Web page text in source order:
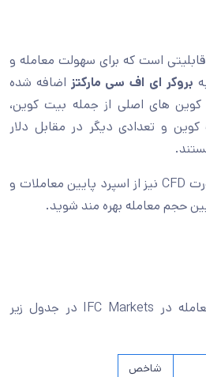
است که برای سهولت معامله و
بروکر ای اف سی مارکتز اضافه شده
های اصلی از جمله بیت کوین،
کوین و تعدادی دیگر در مقابل دلار
همچنین میتوان بصورت CFD نیز از اسپرد پایین معاملات و
شاخص های قابل معامله در IFC Markets در جدول زیر
شاخص